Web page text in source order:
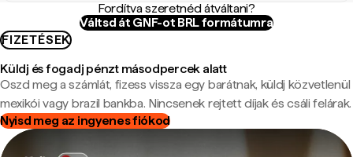
Fordítva szeretnéd átváltani?
Váltsd át GNF-ot BRL formátumra
FIZETÉSEK
Küldj és fogadj pénzt másodpercek alatt
Oszd meg a számlát, fizess vissza egy barátnak, küldj közvetlenül
mexikói vagy brazil bankba. Nincsenek rejtett díjak és csáli felárak.
Nyisd meg az ingyenes fiókod